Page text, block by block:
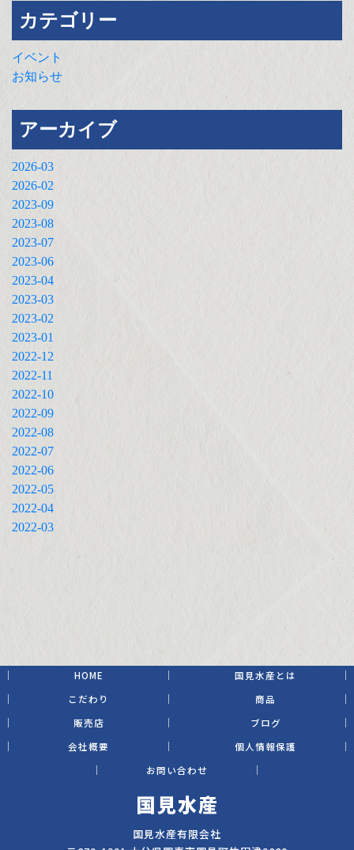
カテゴリー
イベント
お知らせ
アーカイブ
2026-03
2026-02
2023-09
2023-08
2023-07
2023-06
2023-04
2023-03
2023-02
2023-01
2022-12
2022-11
2022-10
2022-09
2022-08
2022-07
2022-06
2022-05
2022-04
2022-03
HOME
国見水産とは
こだわり
商品
販売店
ブログ
会社概要
個人情報保護
お問い合わせ
国見水産有限会社